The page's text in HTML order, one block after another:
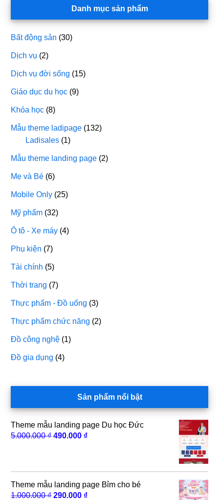
Danh mục sản phẩm
Bất động sản (30)
Dịch vụ (2)
Dịch vụ đời sống (15)
Giáo dục du học (9)
Khóa học (8)
Mẫu theme ladipage (132)
Ladisales (1)
Mẫu theme landing page (2)
Mẹ và Bé (6)
Mobile Only (25)
Mỹ phẩm (32)
Ô tô - Xe máy (4)
Phụ kiện (7)
Tài chính (5)
Thời trang (7)
Thực phẩm - Đồ uống (3)
Thực phẩm chức năng (2)
Đồ công nghệ (1)
Đồ gia dụng (4)
Sản phẩm nổi bật
Theme mẫu landing page Du học Đức
5.000.000₫ Giá
490.000 ₫Giá
Theme mẫu landing page Bỉm cho bé
1.000.000₫ Giá
290.000 ₫Giá